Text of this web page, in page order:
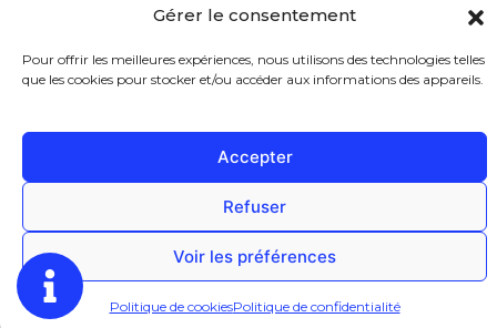
Gérer le consentement
Pour offrir les meilleures expériences, nous utilisons des technologies telles
que les cookies pour stocker et/ou accéder aux informations des appareils.
Accepter
Refuser
Voir les préférences
Politique de cookiesPolitique de confidentialité
Réalisations
Avis
Politique de
confidentialité